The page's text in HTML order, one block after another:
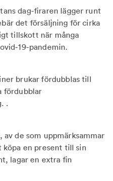
dag-firaren lägger runt
det försäljning för cirka
tillskott när många
19-pandemin.
brukar fördubblas till
fördubblar
.
de som uppmärksammar
köpa en present till sin
lagar en extra fin